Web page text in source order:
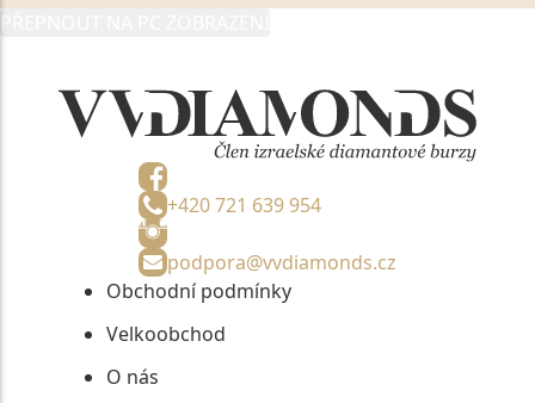
+420 721 639 954
podpora@vvdiamonds.cz
Obchodní podmínky
Velkoobchod
O nás